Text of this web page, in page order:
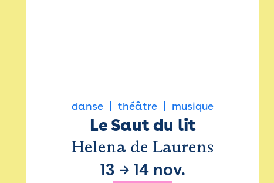
danse théâtre musique
Le Saut du lit
Helena de Laurens
13 → 14 nov.